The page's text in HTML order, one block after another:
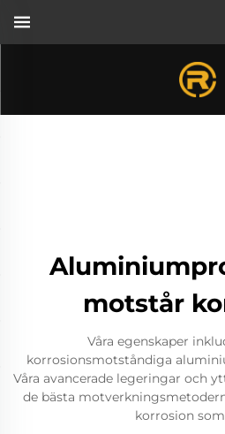
motstår
Våra egenskaper
korrosionsmotståndiga
Våra avancerade legeringar och
de bästa
korrosion